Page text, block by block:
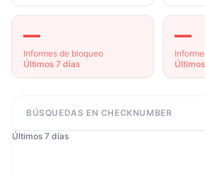
—
Informes de bloqueo
Últimos 7 días
—
BÚSQUEDAS EN CHECKNUMBER
Últimos 7 días